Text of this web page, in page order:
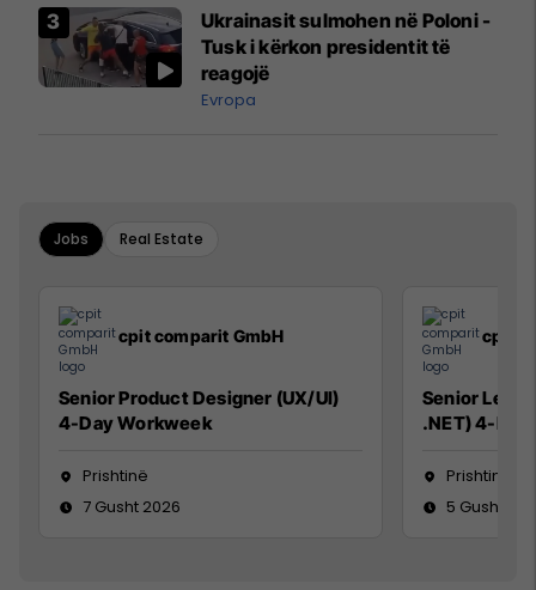
Mançesterit
Ukrainasit sulmohen në Poloni -
Tusk i kërkon presidentit të
reagojë
Evropa
Jobs Real Estate
cpit comparit GmbH
Senior Product Designer (UX/UI)
4-Day Workweek
Prishtinë
7 Gusht 2026
cpit
Senior Lead
.NET) 4-
Prishtinë
5 Gusht